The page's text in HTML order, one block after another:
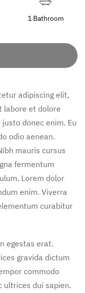
1 Bathroom
adipiscing elit,
labore et dolore
donec enim. Eu
odio aenean.
mauris cursus
fermentum
Lorem dolor
enim. Viverra
curabitur
egestas erat.
gravida dictum
commodo
ultrices dui sapien.